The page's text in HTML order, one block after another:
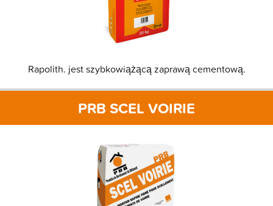
Rapolith. jest szybkowiążącą zaprawą cementową.
PRB SCEL VOIRIE